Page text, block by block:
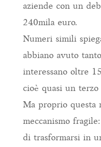
aziende con un
240mila euro.
Numeri simili
abbiano avuto
interessano oltre
cioè quasi un
Ma proprio questa
meccanismo
di trasformarsi in